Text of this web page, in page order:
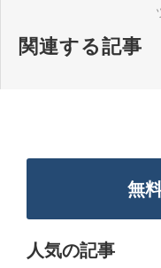
関連する記事
無
人気の記事